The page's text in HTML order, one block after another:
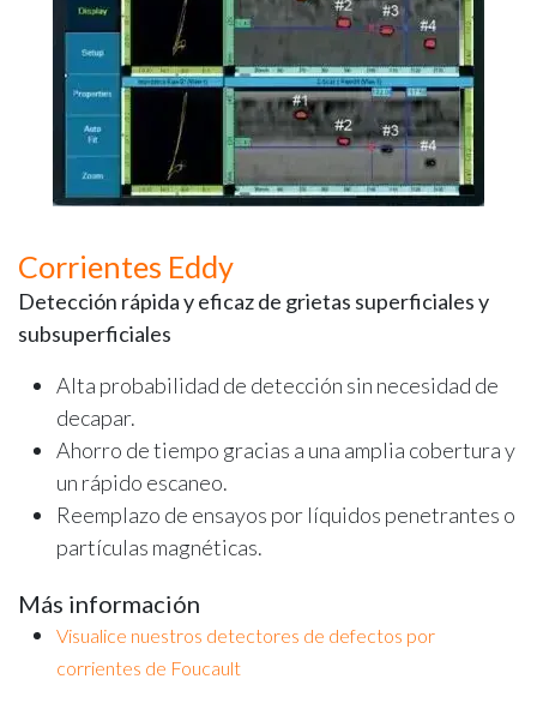
Corrientes Eddy
Detección rápida y eficaz de grietas superficiales y
subsuperficiales
Alta probabilidad de detección sin necesidad de
decapar.
Ahorro de tiempo gracias a una amplia cobertura y
un rápido escaneo.
Reemplazo de ensayos por líquidos penetrantes o
partículas magnéticas.
Más información
Visualice nuestros detectores de defectos por
corrientes de Foucault